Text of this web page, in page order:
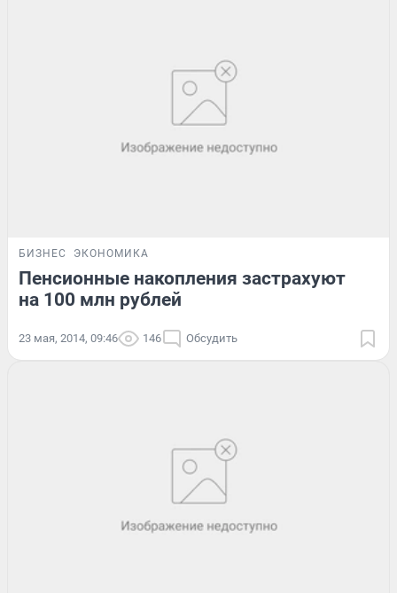
БИЗНЕС ЭКОНОМИКА
Пенсионные накопления застрахуют
на 100 млн рублей
23 мая, 2014, 09:46 146 Обсудить